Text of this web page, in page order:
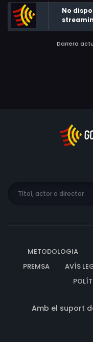
executat. Sense ajuda
repte nou:
no l’accepta.
No
Darrera
METODOLOGIA
PREMSA
AVÍS
Amb el suport